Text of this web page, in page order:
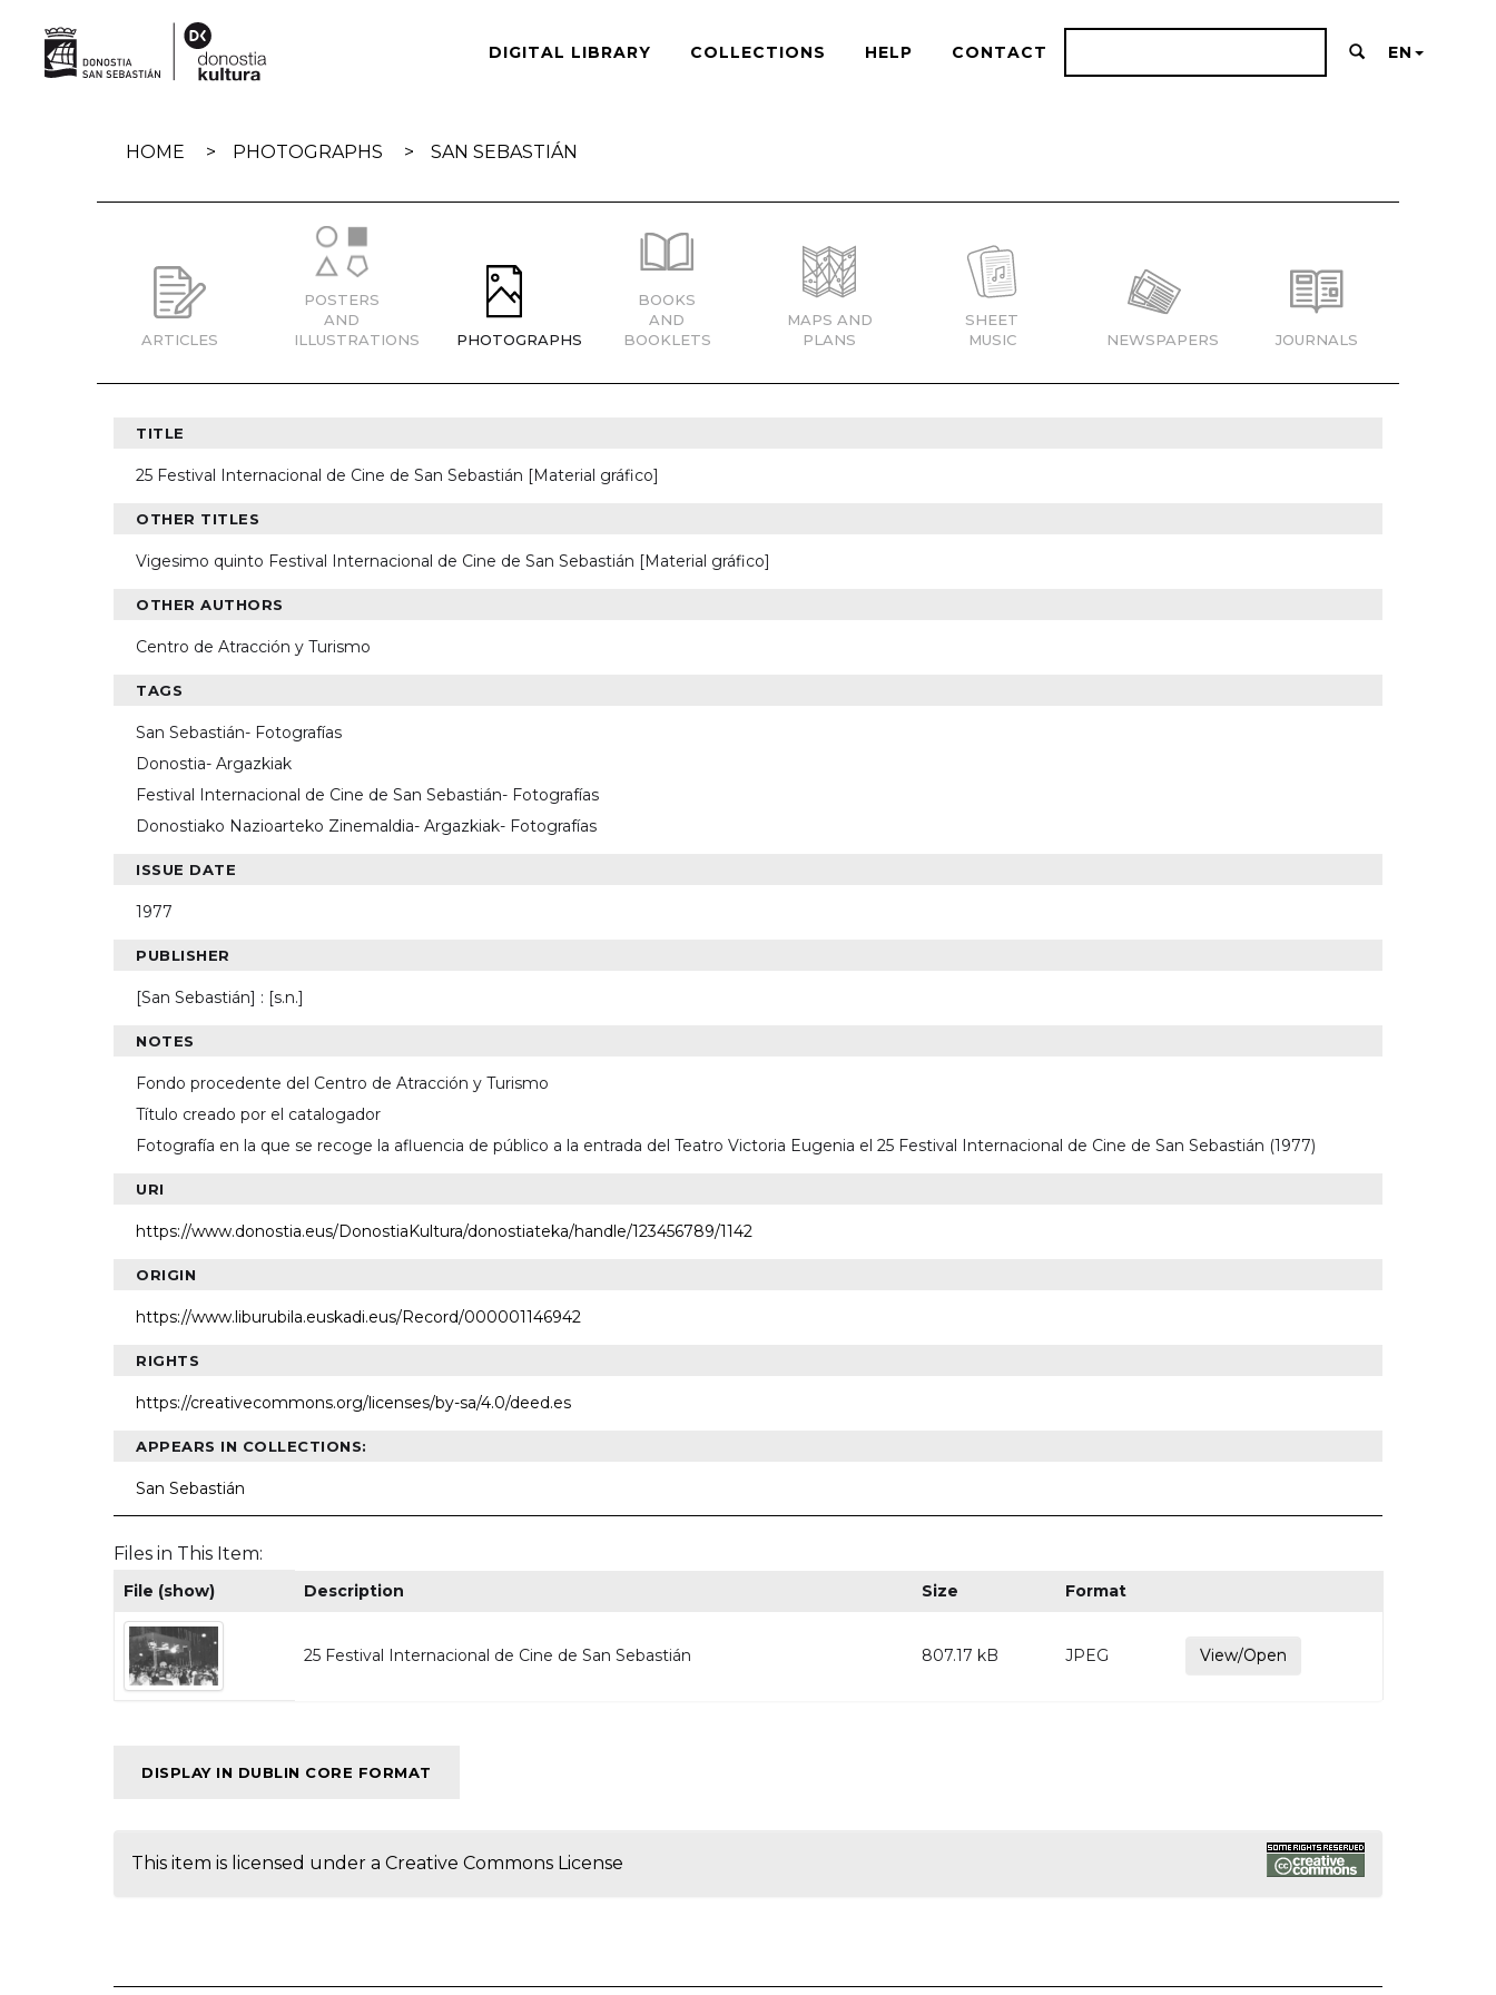
navigation
DIGITAL LIBRARY COLLECTIONS HELP CONTACT EN
HOME PHOTOGRAPHS SAN SEBASTIÁN
ARTICLES
POSTERS
AND
ILLUSTRATIONS
PHOTOGRAPHS
BOOKS
AND
BOOKLETS
MAPS AND
PLANS
SHEET
MUSIC
NEWSPAPERS JOURNALS
TITLE
25 Festival Internacional de Cine de San Sebastián [Material gráfico]
OTHER TITLES
Vigesimo quinto Festival Internacional de Cine de San Sebastián [Material gráfico]
OTHER AUTHORS
Centro de Atracción y Turismo
TAGS
San Sebastián- Fotografías
Donostia- Argazkiak
Festival Internacional de Cine de San Sebastián- Fotografías
Donostiako Nazioarteko Zinemaldia- Argazkiak- Fotografías
ISSUE DATE
1977
PUBLISHER
[San Sebastián] : [s.n.]
NOTES
Fondo procedente del Centro de Atracción y Turismo
Título creado por el catalogador
Fotografía en la que se recoge la afluencia de público a la entrada del Teatro Victoria Eugenia el 25 Festival Internacional de Cine de San Sebastián (1977)
URI
https://www.donostia.eus/DonostiaKultura/donostiateka/handle/123456789/1142
ORIGIN
https://www.liburubila.euskadi.eus/Record/000001146942
RIGHTS
https://creativecommons.org/licenses/by-sa/4.0/deed.es
APPEARS IN COLLECTIONS:
San Sebastián
Files in This Item:
File (show) Description Size Format
25 Festival Internacional de Cine de San Sebastián 807.17 kB JPEG View/Open
DISPLAY IN DUBLIN CORE FORMAT
This item is licensed under a Creative Commons License